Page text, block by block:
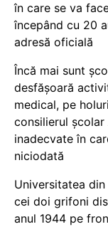
în care se va
începând cu 20
adresă oficială
Încă mai sunt
desfășoară
medical, pe
consilierul
inadecvate în
niciodată
Universitatea
cei doi grifoni
anul 1944 pe